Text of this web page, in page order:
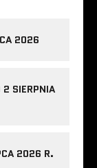
2026
SIERPNIA
2026 R.